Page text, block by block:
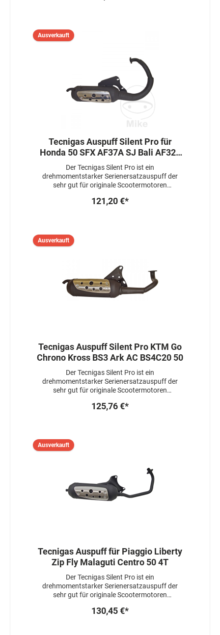
Ausverkauft
Tecnigas Auspuff Silent Pro für
Honda 50 SFX AF37A SJ Bali AF323
AF32E
Der Tecnigas Silent Pro ist ein
drehmomentstarker Serienersatzauspuff der
sehr gut für originale Scootermotoren
stabil, der Auspuff ist mit einer Hülse
von Variomatikgewichten oder
Kupplungsfedern ist nicht nötig.
121,20 €*
Ausverkauft
Tecnigas Auspuff Silent Pro KTM Go
Chrono Kross BS3 Ark AC BS4C20 50
Der Tecnigas Silent Pro ist ein
drehmomentstarker Serienersatzauspuff der
sehr gut für originale Scootermotoren
stabil, der Auspuff ist mit einer Hülse
von Variomatikgewichten oder
Kupplungsfedern ist nicht nötig.
125,76 €*
Ausverkauft
Tecnigas Auspuff für Piaggio Liberty
Zip Fly Malaguti Centro 50 4T
Der Tecnigas Silent Pro ist ein
drehmomentstarker Serienersatzauspuff der
sehr gut für originale Scootermotoren
stabil, der Auspuff ist mit einer Hülse
130,45 €*